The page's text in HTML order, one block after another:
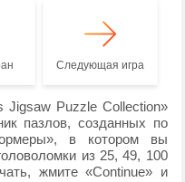
Следующая игра
Jigsaw Puzzle Collection»
пазлов, созданных по
в котором вы
из 25, 49, 100
жмите «Continue» и